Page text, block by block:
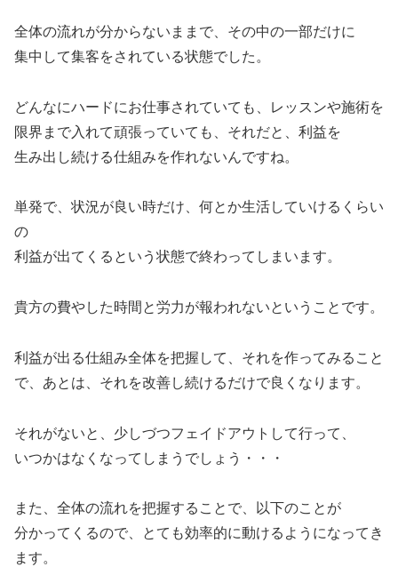
全体の流れが分からないままで、その中の一部だけに
集中して集客をされている状態でした。
どんなにハードにお仕事されていても、レッスンや施術を
限界まで入れて頑張っていても、それだと、利益を
生み出し続ける仕組みを作れないんですね。
単発で、状況が良い時だけ、何とか生活していけるくらい
の
利益が出てくるという状態で終わってしまいます。
貴方の費やした時間と労力が報われないということです。
利益が出る仕組み全体を把握して、それを作ってみること
で、あとは、それを改善し続けるだけで良くなります。
それがないと、少しづつフェイドアウトして行って、
いつかはなくなってしまうでしょう・・・
また、全体の流れを把握することで、以下のことが
分かってくるので、とても効率的に動けるようになってき
ます。